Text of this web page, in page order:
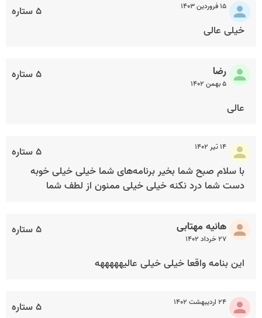
۵ ستاره ۱۵ فروردین ۱۴۰۳
خیلی عالی
۵ ستاره رضا
۵ بهمن ۱۴۰۲
عالی
۵ ستاره ۱۴ تیر ۱۴۰۲
با سلام صبح شما بخیر برنامه‌های شما خیلی خیلی خوبه
دست شما درد نکنه خیلی خیلی ممنون از لطف شما
۵ ستاره هانیه مهتابی
۲۷ خرداد ۱۴۰۲
این بنامه واقعا خیلی خیلی عالیهههههه
۵ ستاره ۲۴ اردیبهشت ۱۴۰۲